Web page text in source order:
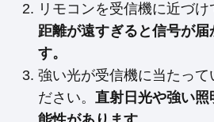
リモコンを受信機に近づけ
距離が遠すぎると信号が届
す。
強い光が受信機に当たって
ださい。 直射日光や強い